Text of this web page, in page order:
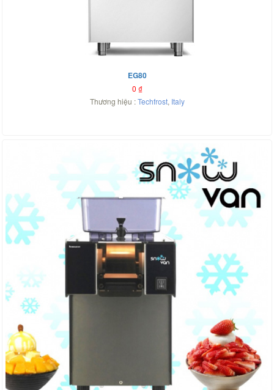
EG80
0 ₫
Thương hiệu :Techfrost, Italy